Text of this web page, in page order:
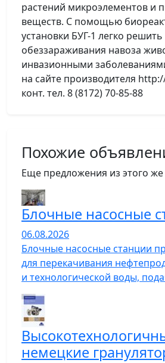
растений микроэлементов и
веществ. С помощью
установки БУГ-1 легко
обеззараживания навоза
инвазионными
на сайте производителя
конт. тел. 8 (8172) 70-85-88
Похожие
Еще предложения из этого же
Блочные насосные
06.08.2026
Блочные насосные станции
для перекачивания
и технологической воды,
немецкие